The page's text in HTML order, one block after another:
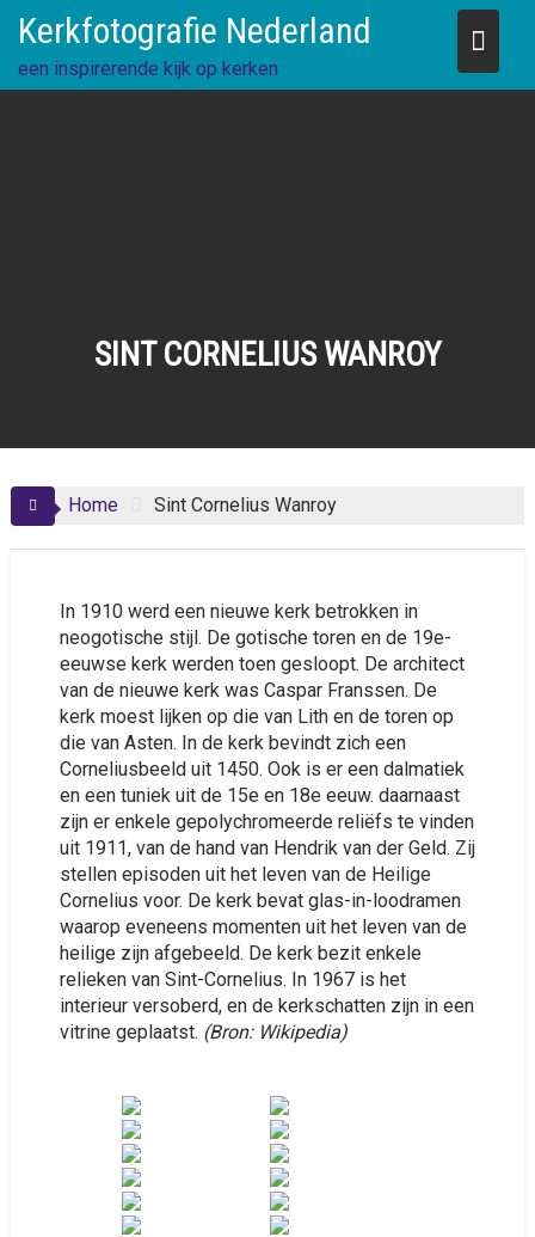
content
Kerkfotografie Nederland
een inspirerende kijk op kerken
SINT CORNELIUS WANROY
Home Sint Cornelius Wanroy
In 1910 werd een nieuwe kerk betrokken in
neogotische stijl. De gotische toren en de 19e-
eeuwse kerk werden toen gesloopt. De architect
van de nieuwe kerk was Caspar Franssen. De
kerk moest lijken op die van Lith en de toren op
die van Asten. In de kerk bevindt zich een
Corneliusbeeld uit 1450. Ook is er een dalmatiek
en een tuniek uit de 15e en 18e eeuw. daarnaast
zijn er enkele gepolychromeerde reliëfs te vinden
uit 1911, van de hand van Hendrik van der Geld. Zij
stellen episoden uit het leven van de Heilige
Cornelius voor. De kerk bevat glas-in-loodramen
waarop eveneens momenten uit het leven van de
heilige zijn afgebeeld. De kerk bezit enkele
relieken van Sint-Cornelius. In 1967 is het
interieur versoberd, en de kerkschatten zijn in een
vitrine geplaatst. (Bron: Wikipedia)